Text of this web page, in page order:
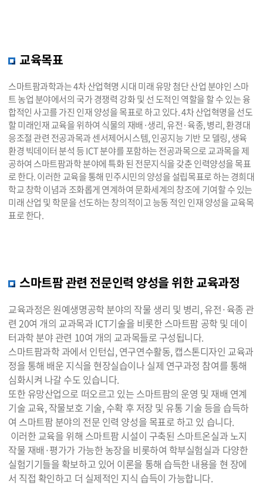
교육목표
스마트팜과학과는 4차 산업혁명 시대 미래 유망 첨단 산업 분야인 스마
트 농업 분야에서의 국가 경쟁력 강화 및 선 도적인 역할을 할 수 있는 융
합적인 사고를 가진 인재 양성을 목표로 하고 있다. 4차 산업혁명을 선도
할 미래인재 교육을 위하여 식물의 재배·생리, 유전·육종, 병리, 환경대
응조절 관련 전공과목과 센서제어시스템, 인공지능 기반 모 델링, 생육
환경 빅데이터 분석 등 ICT 분야를 포함하는 전공과목으로 교과목을 제
공하여 스마트팜과학 분야에 특화 된 전문지식을 갖춘 인력양성을 목표
로 한다. 이러한 교육을 통해 민주시민의 양성을 설립목표로 하는 경희대
학교 창학 이념과 조화롭게 연계하여 문화세계의 창조에 기여할 수 있는
미래 산업 및 학문을 선도하는 창의적이고 능동 적인 인재 양성을 교육목
표로 한다.
스마트팜 관련 전문인력 양성을 위한 교육과정
교육과정은 원예생명공학 분야의 작물 생리 및 병리, 유전·육종 관
련 20여 개의 교과목과 ICT기술을 비롯한 스마트팜 공학 및 데이
터과학 분야 관련 10여 개의 교과목들로 구성됩니다.
스마트팜과학 과에서 인턴십, 연구연수활동, 캡스톤디자인 교육과
정을 통해 배운 지식을 현장실습이나 실제 연구과정 참여를 통해
심화시켜 나갈 수도 있습니다.
또한 유망산업으로 떠오르고 있는 스마트팜의 운영 및 재배 연계
기술 교육, 작물보호 기술, 수확 후 저장 및 유통 기술 등을 습득하
여 스마트팜 분야의 전문 인력 양성을 목표로 하고 있 습니다.
이러한 교육을 위해 스마트팜 시설이 구축된 스마트온실과 노지
작물 재배·평가가 가능한 농장을 비롯하여 학부실험실과 다양한
실험기기들을 확보하고 있어 이론을 통해 습득한 내용을 현 장에
서 직접 확인하고 더 실제적인 지식 습득이 가능합니다.